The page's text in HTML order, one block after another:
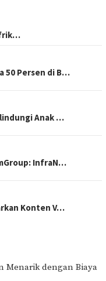
50 Persen di B…
Anak …
InfraN…
Konten V…